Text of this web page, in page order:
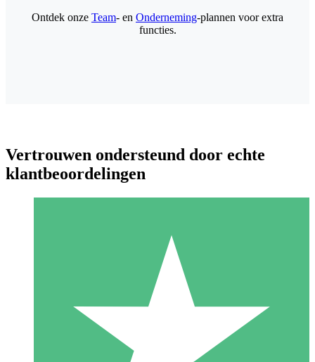
Individuele Creditpakketten
Betaal per gebruik met downloadtegoeden. Geen maandelijkse
Ontdek onze Team- en Onderneming-plannen voor extra
functies.
Vertrouwen ondersteund door echte
klantbeoordelingen